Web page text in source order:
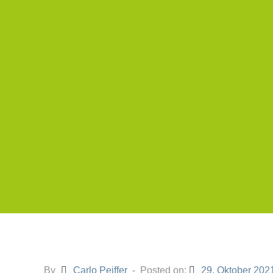
By Carlo Peiffer Posted on: 29. Oktober